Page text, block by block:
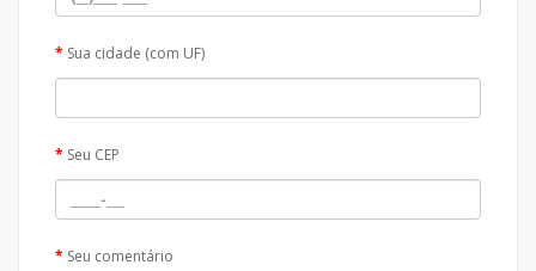
Sua cidade (com UF)
Seu CEP
Seu comentário